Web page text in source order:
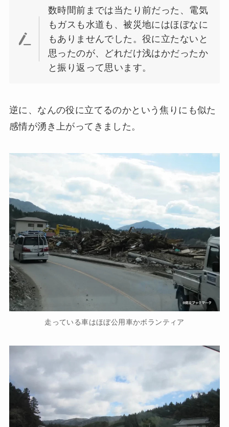
数時間前までは当たり前だった、電気
もガスも水道も、被災地にはほぼなに
もありませんでした。役に立たないと
思ったのが、どれだけ浅はかだったか
と振り返って思います。
逆に、なんの役に立てるのかという焦りにも似た
感情が湧き上がってきました。
走っている車はほぼ公用車かボランティア